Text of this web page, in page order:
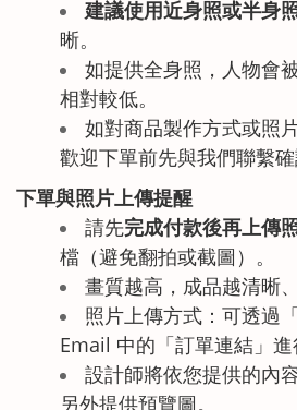
建議使用近身照或半身
晰。
如提供全身照，人物會
相對較低。
如對商品製作方式或照
歡迎下單前先與我們聯繫確
下單與照片上傳提醒
請先完成付款後再上傳
檔（避免翻拍或截圖）。
畫質越高，成品越清晰
照片上傳方式：可透過
Email 中的「訂單連結」進
設計師將依您提供的內
另外提供預覽圖。